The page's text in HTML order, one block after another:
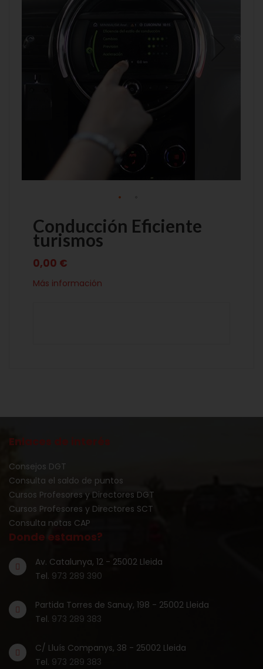
imágenes
imágenes
Conducción Eficiente
turismos
0,00 €
Más información
Enlaces de interés
Consejos DGT
Consulta el saldo de puntos
Cursos Profesores y Directores DGT
Cursos Profesores y Directores SCT
Consulta notas CAP
Donde estamos?
Av. Catalunya, 12 - 25002 Lleida
Tel. 973 289 390
Partida Torres de Sanuy, 198 - 25002 Lleida
Tel. 973 289 383
C/ Lluís Companys, 38 - 25002 Lleida
Tel. 973 289 383